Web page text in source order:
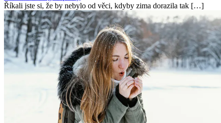
Říkali jste si, že by nebylo od věci, kdyby zima dorazila tak […]